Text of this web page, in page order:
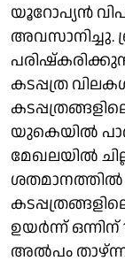
യൂറോപ്യൻ
അവസാനിച്ചു.
കടപ്പത്ര
യുകെയിൽ
മേഖലയിൽ
ശതമാനത്തിൽ
ഉയർന്ന് ഒന്നിന്
അൽപം